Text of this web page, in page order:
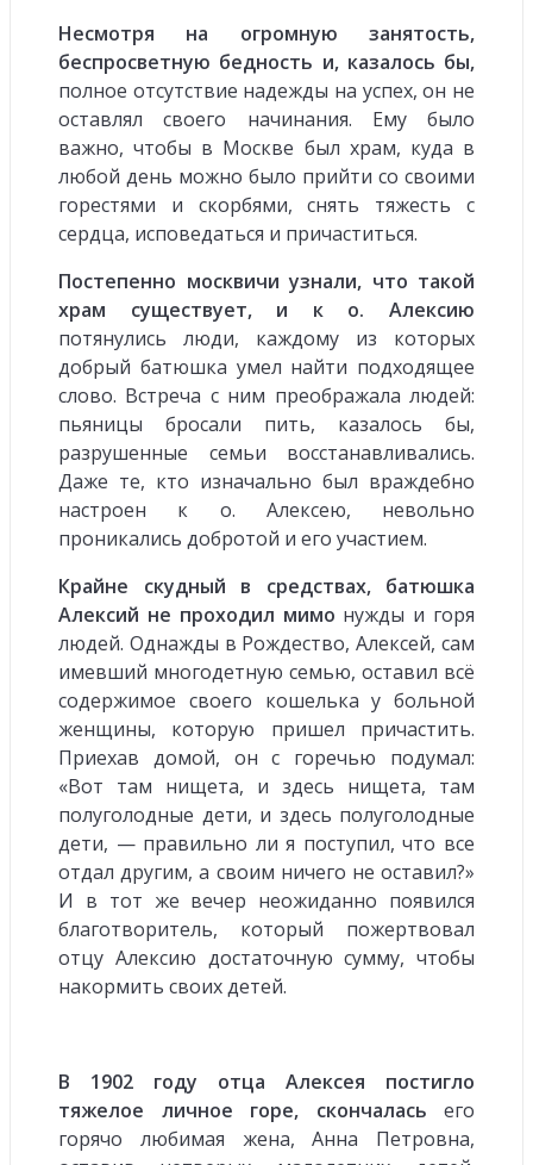
Несмотря на огромную занятость,
беспросветную бедность и, казалось бы,
полное отсутствие надежды на успех, он не
оставлял своего начинания. Ему было
важно, чтобы в Москве был храм, куда в
любой день можно было прийти со своими
горестями и скорбями, снять тяжесть с
сердца, исповедаться и причаститься.
Постепенно москвичи узнали, что такой
храм существует, и к о. Алексию
потянулись люди, каждому из которых
добрый батюшка умел найти подходящее
слово. Встреча с ним преображала людей:
пьяницы бросали пить, казалось бы,
разрушенные семьи восстанавливались.
Даже те, кто изначально был враждебно
настроен к о. Алексею, невольно
проникались добротой и его участием.
Крайне скудный в средствах, батюшка
Алексий не проходил мимо нужды и горя
людей. Однажды в Рождество, Алексей, сам
имевший многодетную семью, оставил всё
содержимое своего кошелька у больной
женщины, которую пришел причастить.
Приехав домой, он с горечью подумал:
«Вот там нищета, и здесь нищета, там
полуголодные дети, и здесь полуголодные
дети, — правильно ли я поступил, что все
отдал другим, а своим ничего не оставил?»
И в тот же вечер неожиданно появился
благотворитель, который пожертвовал
отцу Алексию достаточную сумму, чтобы
накормить своих детей.
В 1902 году отца Алексея постигло
тяжелое личное горе, скончалась его
горячо любимая жена, Анна Петровна,